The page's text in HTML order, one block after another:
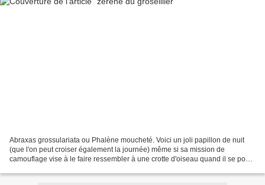
Abraxas grossulariata ou Phalène moucheté. Voici un joli papillon de nuit
(que l'on peut croiser également la journée) même si sa mission de
camouflage vise à le faire ressembler à une crotte d'oiseau quand il se pose